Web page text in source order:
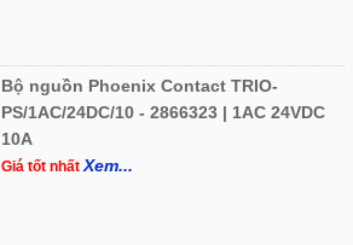
Bộ nguồn Phoenix Contact TRIO-
PS/1AC/24DC/10 - 2866323 | 1AC 24VDC
10A
Giá tốt nhấtXem...